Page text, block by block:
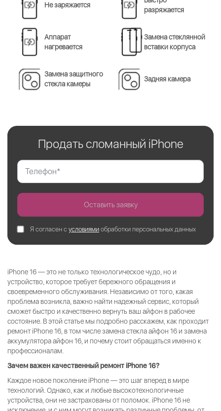
Не заряжается
разряжается
Аппарат
нагревается
Замена стеклянной
вставки корпуса
Замена защитного
стекла камеры
Задняя камера
Продать сломанный iPhone
Оставить заявку
Я согласен с условиями обработки персональных данных
iPhone 16 — это не только технологическое чудо, но и
устройство, которое требует бережного обращения и
своевременного обслуживания. Независимо от того, какая
проблема возникла, важно найти надежный сервис, который
сможет быстро и качественно вернуть ваш айфон в рабочее
состояние. В этой статье мы подробно расскажем, как проходит
ремонт iPhone 16, в том числе замена стекла айфон 16 и замена
аккумулятора айфон 16, и почему стоит обращаться именно к
профессионалам.
Зачем важен качественный ремонт iPhone 16?
Каждое новое поколение iPhone — это шаг вперед в мире
технологий. Однако, как и любые высокотехнологичные
устройства, они не застрахованы от поломок. iPhone 16 не